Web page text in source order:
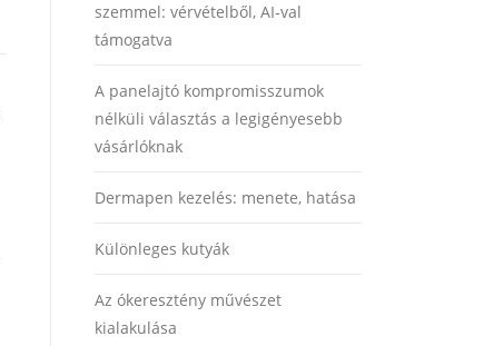
szemmel: vérvételből, AI‑val
támogatva
A panelajtó kompromisszumok
nélküli választás a legigényesebb
vásárlóknak
Dermapen kezelés: menete, hatása
Különleges kutyák
Az ókeresztény művészet
kialakulása